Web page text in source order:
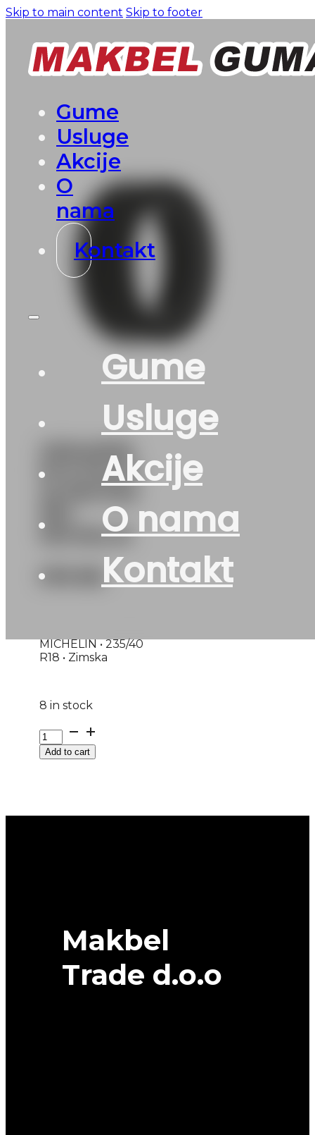
Skip to main content Skip to footer
Gume
Usluge
Akcije
O
nama
Kontakt
Gume
Usluge
Akcije
O nama
Kontakt
235/40R18
M+S PILOT-
MICHELIN
376
MICHELIN • 235/40
R18 • Zimska
8 in stock
235/40R18
M+S
PILOT-
Add to cart
Makbel
Trade d.o.o